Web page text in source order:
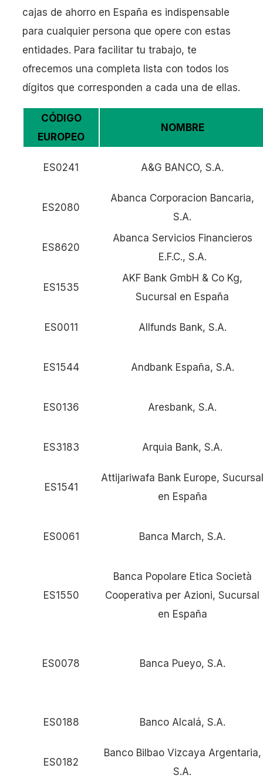
cajas de ahorro en España es indispensable
para cualquier persona que opere con estas
entidades. Para facilitar tu trabajo, te
ofrecemos una completa lista con todos los
dígitos que corresponden a cada una de ellas.
CÓDIGO
EUROPEO
NOMBRE
ES0241 A&G BANCO, S.A.
ES2080
Abanca Corporacion Bancaria,
S.A.
ES8620
Abanca Servicios Financieros
E.F.C., S.A.
ES1535
AKF Bank GmbH & Co Kg,
Sucursal en España
ES0011 Allfunds Bank, S.A.
ES1544 Andbank España, S.A.
ES0136 Aresbank, S.A.
ES3183 Arquia Bank, S.A.
ES1541
Attijariwafa Bank Europe, Sucursal
en España
ES0061 Banca March, S.A.
ES1550
Banca Popolare Etica Società
Cooperativa per Azioni, Sucursal
en España
ES0078 Banca Pueyo, S.A.
ES0188 Banco Alcalá, S.A.
ES0182
Banco Bilbao Vizcaya Argentaria,
S.A.